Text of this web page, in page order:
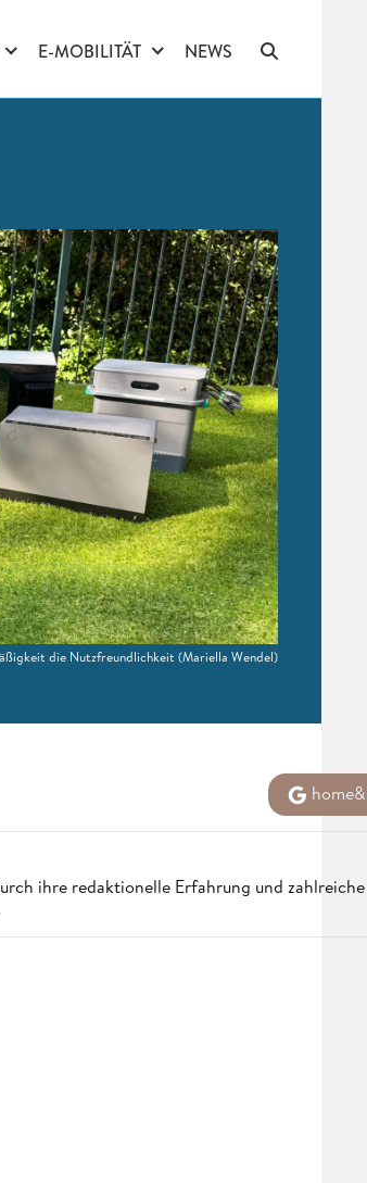
E-MOBILITÄT NEWS
die Nutzfreundlichkeit (Mariella Wendel)
ihre redaktionelle Erfahrung und